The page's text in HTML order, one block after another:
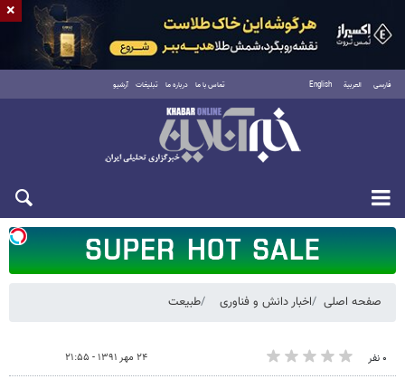
فارسی العربية English تماس با ما درباره ما تبلیغات آرشیو
شنبه ۱۷ مرداد ۱۴۰۵
صفحه اصلی اخبار دانش و فناوری طبیعت
۰ نفر ۲۴ مهر ۱۳۹۱ - ۲۱:۵۵
×